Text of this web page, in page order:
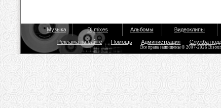
Музыка Dj mixes Альбомы Видеоклипы
Реклама на сайте Помощь Администрация Служба
Все права защищены © 2007-2026